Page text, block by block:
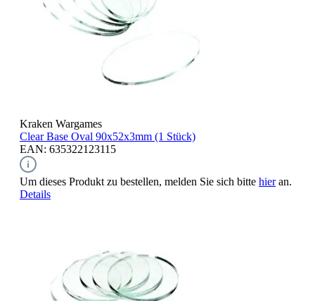
Kraken Wargames
Clear Base Oval 90x52x3mm (1 Stück)
EAN: 635322123115
Um dieses Produkt zu bestellen, melden Sie sich bitte hieran.
Details